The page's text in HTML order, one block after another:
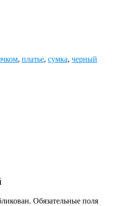
, платье, сумка, черный
Обязательные поля